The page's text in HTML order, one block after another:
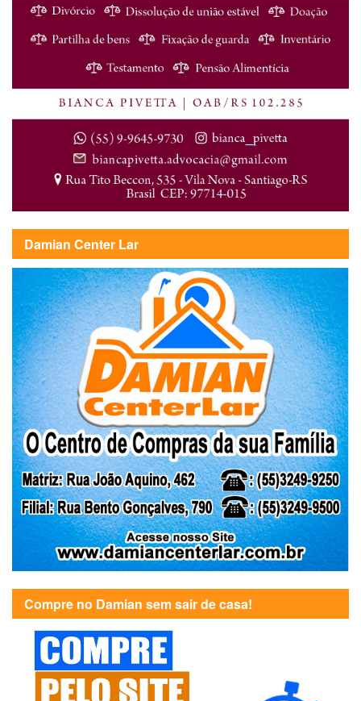
Damian Center Lar
Compre no Damian sem sair de casa!